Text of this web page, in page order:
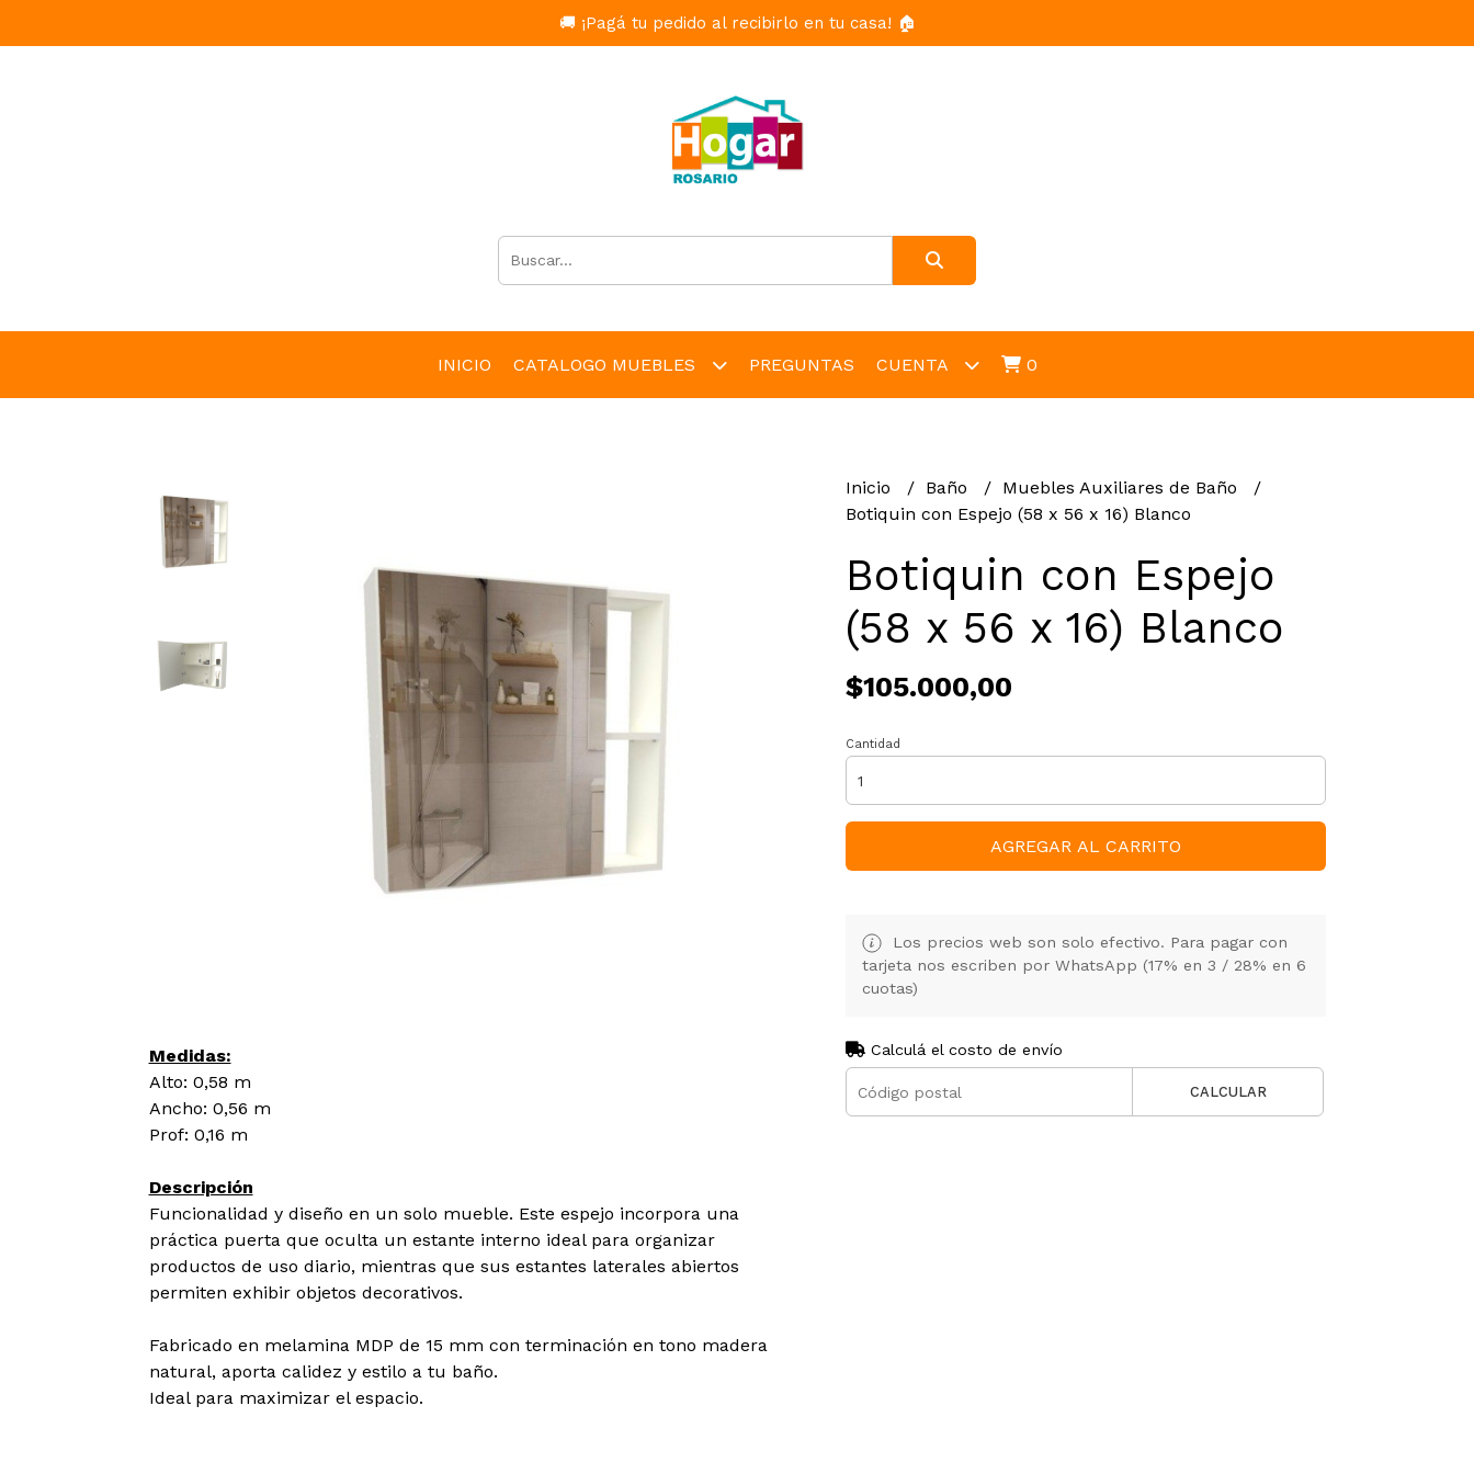
🚚 ¡Pagá tu pedido al recibirlo en tu casa! 🏠
INICIO CATALOGO MUEBLES PREGUNTAS CUENTA 0
Medidas:
Alto: 0,58 m
Ancho: 0,56 m
Prof: 0,16 m
Descripción
Funcionalidad y diseño en un solo mueble. Este espejo incorpora una
práctica puerta que oculta un estante interno ideal para organizar
productos de uso diario, mientras que sus estantes laterales abiertos
permiten exhibir objetos decorativos.
Fabricado en melamina MDP de 15 mm con terminación en tono madera
natural, aporta calidez y estilo a tu baño.
Ideal para maximizar el espacio.
Inicio Baño
Muebles Auxiliares de Baño
Botiquin con Espejo (58 x 56 x 16) Blanco
Botiquin con Espejo
(58 x 56 x 16) Blanco
$105.000,00
Cantidad
AGREGAR AL CARRITO
Los precios web son solo efectivo. Para pagar con
tarjeta nos escriben por WhatsApp (17% en 3 / 28% en 6
cuotas)
Calculá el costo de envío
CALCULAR